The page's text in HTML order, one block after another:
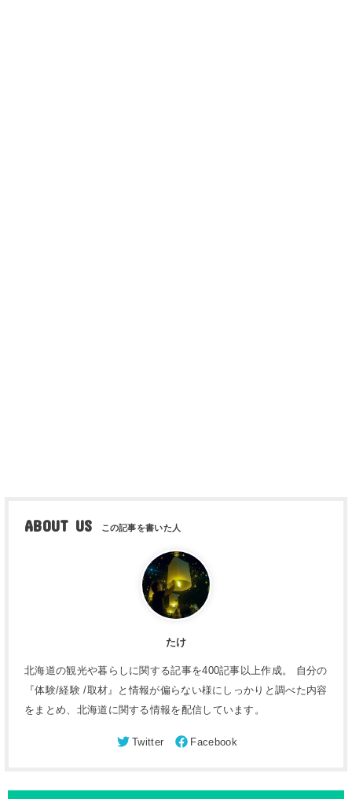
ABOUT US
たけ
北海道の観光や暮らしに関する記事を400記事以上作成。 自分の
『体験/経験 /取材』と情報が偏らない様にしっかりと調べた内容
をまとめ、北海道に関する情報を配信しています。